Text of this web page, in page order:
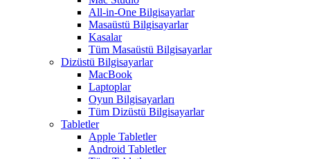
All-in-One Bilgisayarlar
Masaüstü Bilgisayarlar
Kasalar
Tüm Masaüstü Bilgisayarlar
Dizüstü Bilgisayarlar
MacBook
Laptoplar
Oyun Bilgisayarları
Tüm Dizüstü Bilgisayarlar
Tabletler
Apple Tabletler
Android Tabletler